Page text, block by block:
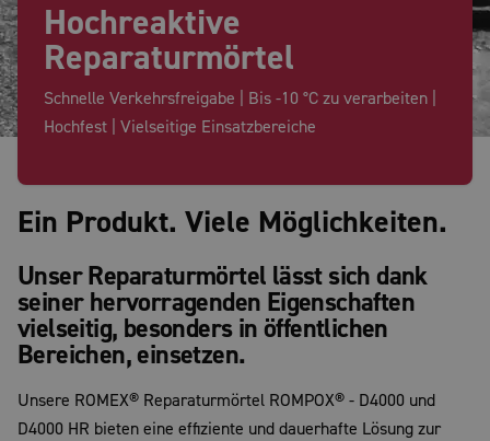
Hochreaktive
Reparaturmörtel
Schnelle Verkehrsfreigabe | Bis -10 °C zu verarbeiten |
Hochfest | Vielseitige Einsatzbereiche
Ein Produkt. Viele Möglichkeiten.
Unser Reparaturmörtel lässt sich dank
seiner hervorragenden Eigenschaften
vielseitig, besonders in öffentlichen
Bereichen, einsetzen.
Unsere ROMEX® Reparaturmörtel ROMPOX® - D4000 und
D4000 HR bieten eine effiziente und dauerhafte Lösung zur